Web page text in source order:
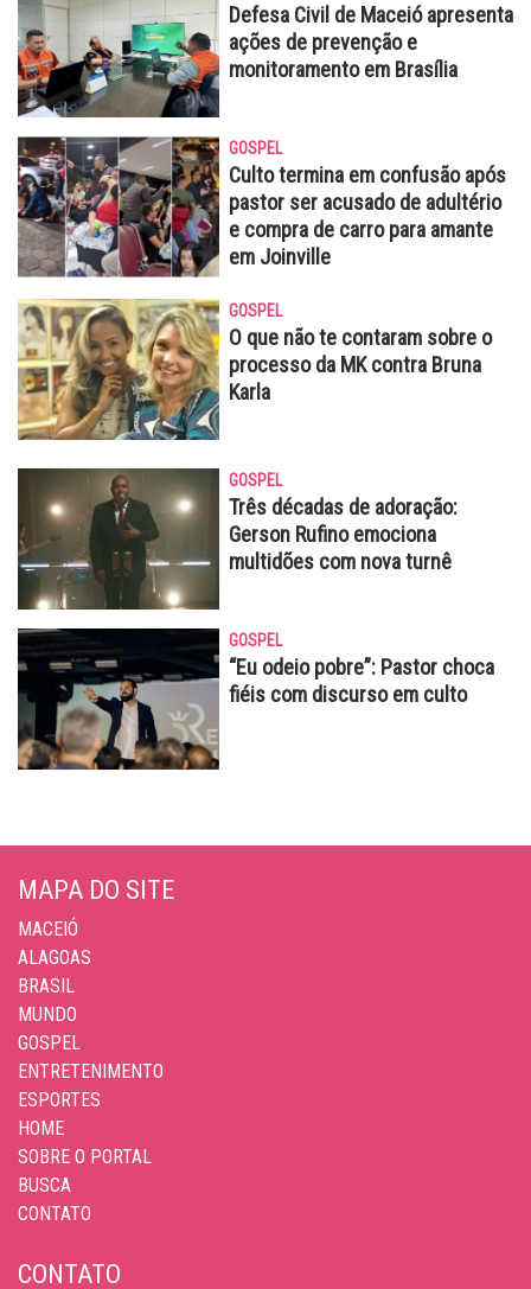
Defesa Civil de Maceió apresenta
ações de prevenção e
monitoramento em Brasília
GOSPEL
Culto termina em confusão após
pastor ser acusado de adultério
e compra de carro para amante
em Joinville
GOSPEL
O que não te contaram sobre o
processo da MK contra Bruna
Karla
GOSPEL
Três décadas de adoração:
Gerson Rufino emociona
multidões com nova turnê
GOSPEL
“Eu odeio pobre”: Pastor choca
fiéis com discurso em culto
MAPA DO SITE
MACEIÓ
ALAGOAS
BRASIL
MUNDO
GOSPEL
ENTRETENIMENTO
ESPORTES
HOME
SOBRE O PORTAL
BUSCA
CONTATO
CONTATO